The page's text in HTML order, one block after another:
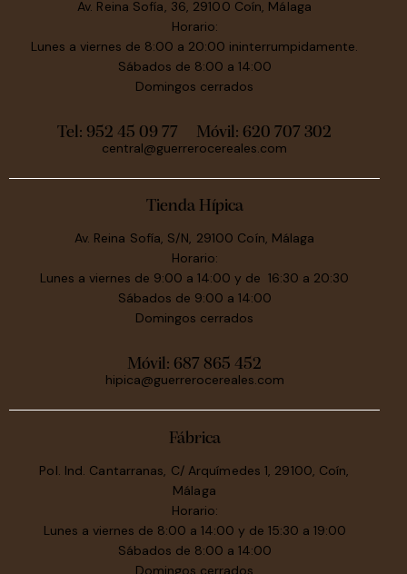
Av. Reina Sofía, 36, 29100 Coín, Málaga
Horario:
Lunes a viernes de 8:00 a 20:00 ininterrumpidamente.
Sábados de 8:00 a 14:00
Domingos cerrados
Tel: 952 45 09 77 Móvil: 620 707 302
central@guerrerocereales.com
Tienda Hípica
Av. Reina Sofía, S/N, 29100 Coín, Málaga
Horario:
Lunes a viernes de 9:00 a 14:00 y de 16:30 a 20:30
Sábados de 9:00 a 14:00
Domingos cerrados
Móvil: 687 865 452
hipica@guerrerocereales.com
Fábrica
Pol. Ind. Cantarranas, C/ Arquímedes 1, 29100, Coín,
Málaga
Horario:
Lunes a viernes de 8:00 a 14:00 y de 15:30 a 19:00
Sábados de 8:00 a 14:00
Domingos cerrados